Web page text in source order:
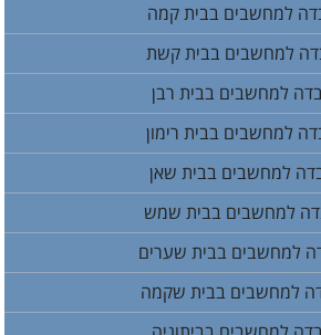
למחשבים בבית קמה
למחשבים בבית קשת
למחשבים בבית רבן
למחשבים בבית רימון
למחשבים בבית שאן
למחשבים בבית שמש
למחשבים בבית שערים
למחשבים בבית שקמה